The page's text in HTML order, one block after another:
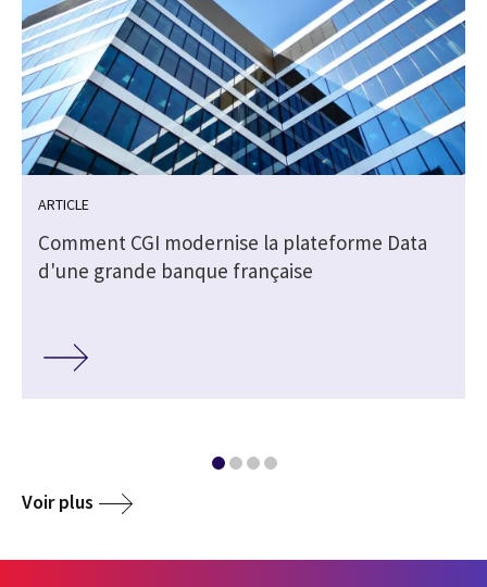
ARTICLE
Comment CGI modernise la plateforme Data
d'une grande banque française
Voir plus